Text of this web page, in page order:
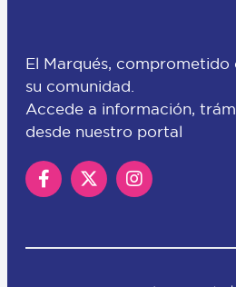
El Marqués, comprometido
su comunidad.
Accede a información,
desde nuestro portal